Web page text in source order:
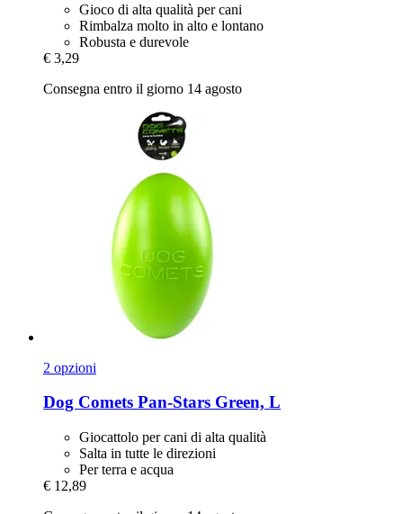
Gioco di alta qualità per cani
Rimbalza molto in alto e lontano
Robusta e durevole
€ 3,29
Consegna entro il giorno 14 agosto
2 opzioni
Dog Comets Pan-​Stars Green, L
Giocattolo per cani di alta qualità
Salta in tutte le direzioni
Per terra e acqua
€ 12,89